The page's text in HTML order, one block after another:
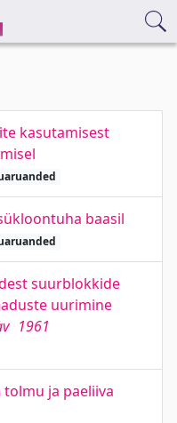
kasutamisest
baasil
suurblokkide
uurimine
1961
ja paeliiva